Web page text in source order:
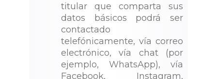
titular que comparta sus
datos básicos podrá ser
contactado
telefónicamente, vía correo
electrónico, vía chat (por
ejemplo, WhatsApp), vía
Facebook, Instagram,